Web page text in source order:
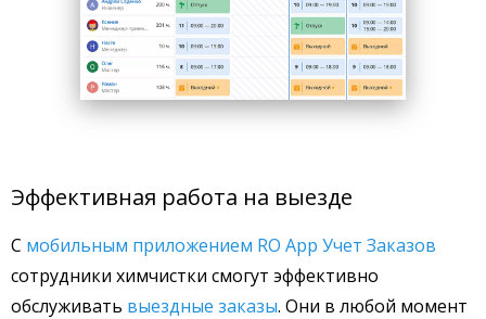
Эффективная работа на выезде
С мобильным приложением RO App Учет Заказов
сотрудники химчистки смогут эффективно
обслуживать выездные заказы. Они в любой момент